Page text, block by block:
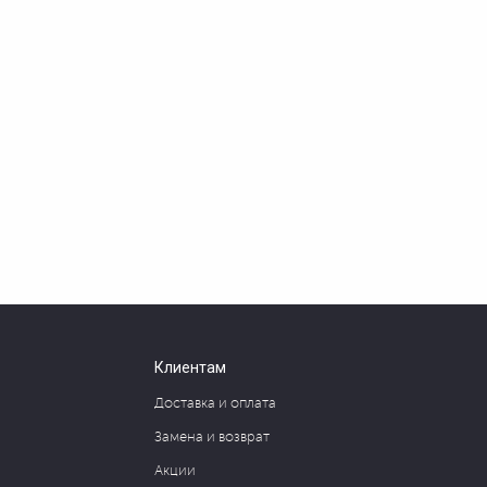
Клиентам
Доставка и оплата
Замена и возврат
Акции